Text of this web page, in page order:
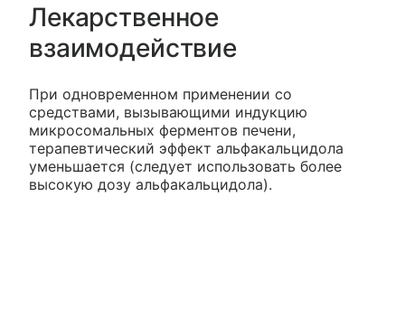
Лекарственное
взаимодействие
При одновременном применении со
средствами, вызывающими индукцию
микросомальных ферментов печени,
терапевтический эффект альфакальцидола
уменьшается (следует использовать более
высокую дозу альфакальцидола).